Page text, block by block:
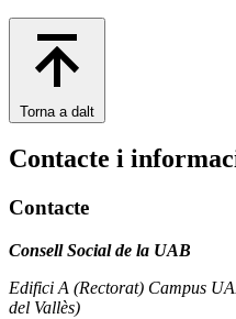
Torna a dalt
Contacte i
Contacte
Consell Social de la UAB
Edifici A (Rectorat) Campus
del Vallès)